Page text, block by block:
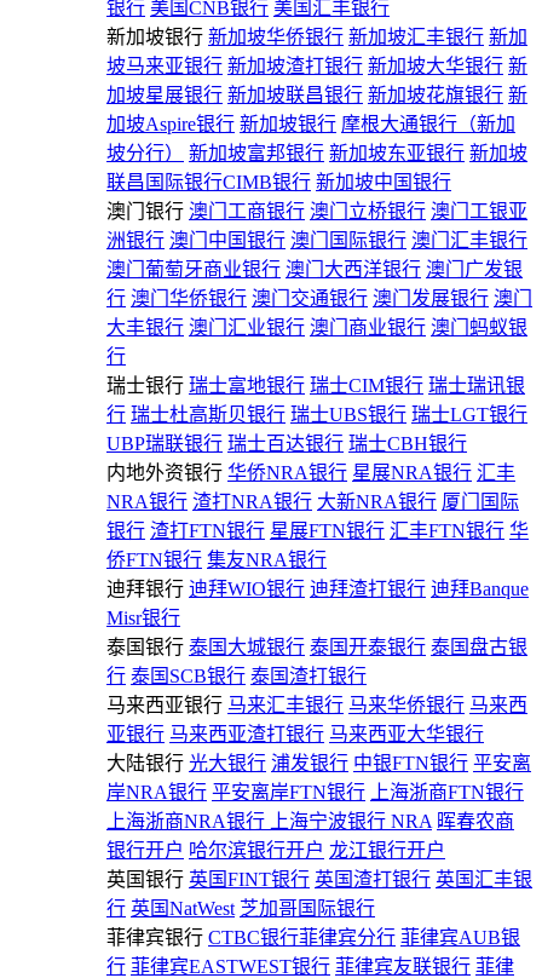
银行 美国CNB银行 美国汇丰银行
新加坡银行 新加坡华侨银行 新加坡汇丰银行 新加
坡马来亚银行 新加坡渣打银行 新加坡大华银行 新
加坡星展银行 新加坡联昌银行 新加坡花旗银行 新
加坡Aspire银行 新加坡银行 摩根大通银行（新加
坡分行）
新加坡富邦银行 新加坡东亚银行 新加坡
联昌国际银行CIMB银行 新加坡中国银行
澳门银行 澳门工商银行 澳门立桥银行 澳门工银亚
洲银行 澳门中国银行 澳门国际银行 澳门汇丰银行
澳门葡萄牙商业银行 澳门大西洋银行 澳门广发银
行 澳门华侨银行 澳门交通银行 澳门发展银行 澳门
大丰银行 澳门汇业银行 澳门商业银行 澳门蚂蚁银
行
瑞士银行 瑞士富地银行 瑞士CIM银行 瑞士瑞讯银
行 瑞士杜高斯贝银行 瑞士UBS银行 瑞士LGT银行
UBP瑞联银行 瑞士百达银行 瑞士CBH银行
内地外资银行 华侨NRA银行 星展NRA银行 汇丰
NRA银行 渣打NRA银行 大新NRA银行 厦门国际
银行 渣打FTN银行 星展FTN银行 汇丰FTN银行 华
侨FTN银行 集友NRA银行
迪拜银行 迪拜WIO银行 迪拜渣打银行 迪拜Banque
Misr银行
泰国银行 泰国大城银行 泰国开泰银行 泰国盘古银
行 泰国SCB银行 泰国渣打银行
马来西亚银行 马来汇丰银行 马来华侨银行 马来西
亚银行 马来西亚渣打银行 马来西亚大华银行
大陆银行 光大银行 浦发银行 中银FTN银行 平安离
岸NRA银行 平安离岸FTN银行
上海浙商FTN银行
上海浙商NRA银行
上海宁波银行 NRA 晖春农商
银行开户 哈尔滨银行开户 龙江银行开户
英国银行 英国FINT银行 英国渣打银行 英国汇丰银
行 英国NatWest 芝加哥国际银行
菲律宾银行 CTBC银行菲律宾分行 菲律宾AUB银
行 菲律宾EASTWEST银行 菲律宾友联银行 菲律